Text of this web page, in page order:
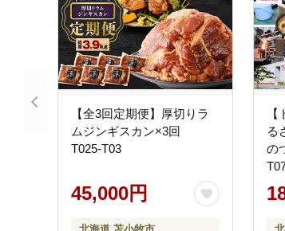
【全3回定期便】厚切りラ
ムジンギスカン×3回
T025-T03
45,000円
る
の